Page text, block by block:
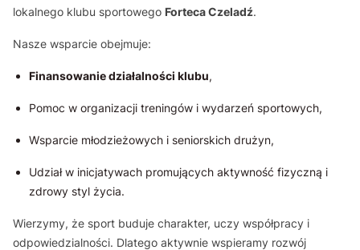
lokalnego klubu sportowego Forteca Czeladź.
Nasze wsparcie obejmuje:
Finansowanie działalności klubu,
Pomoc w organizacji treningów i wydarzeń sportowych,
Wsparcie młodzieżowych i seniorskich drużyn,
Udział w inicjatywach promujących aktywność fizyczną i
zdrowy styl życia.
Wierzymy, że sport buduje charakter, uczy współpracy i
odpowiedzialności. Dlatego aktywnie wspieramy rozwój